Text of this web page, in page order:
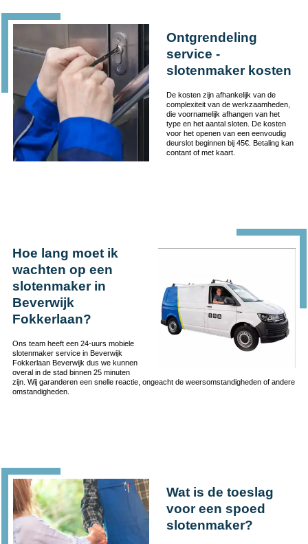
Ontgrendeling
service -
slotenmaker kosten
De kosten zijn afhankelijk van de
complexiteit van de werkzaamheden,
die voornamelijk afhangen van het
type en het aantal sloten. De kosten
voor het openen van een eenvoudig
deurslot beginnen bij 45€. Betaling kan
contant of met kaart.
Hoe lang moet ik
wachten op een
slotenmaker in
Beverwijk
Fokkerlaan?
Ons team heeft een 24-uurs mobiele
slotenmaker service in Beverwijk
Fokkerlaan Beverwijk dus we kunnen
overal in de stad binnen 25 minuten
zijn. Wij garanderen een snelle reactie, ongeacht de weersomstandigheden of andere
omstandigheden.
Wat is de toeslag
voor een spoed
slotenmaker?